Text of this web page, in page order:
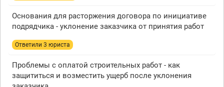
Основания для расторжения договора по инициативе
подрядчика - уклонение заказчика от принятия работ
Ответили 3 юристa
Проблемы с оплатой строительных работ - как
защититься и возместить ущерб после уклонения